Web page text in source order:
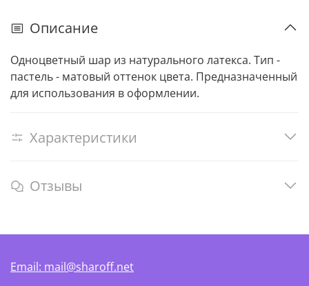
Описание
Одноцветный шар из натурального латекса. Тип -
пастель - матовый оттенок цвета. Предназначенный
для использования в оформлении.
Характеристики
Отзывы
Email: mail@sharoff.net